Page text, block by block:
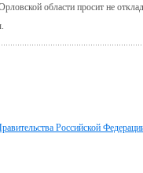
области просит не
Российской